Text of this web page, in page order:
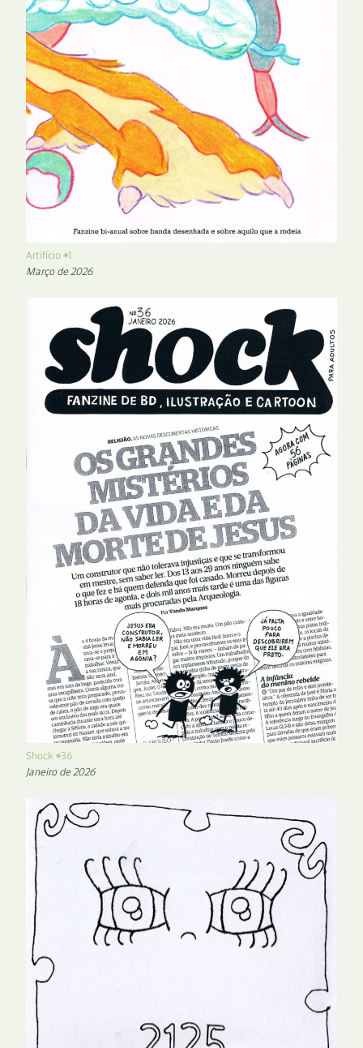
Artifício #1
Março de 2026
Shock #36
Janeiro de 2026